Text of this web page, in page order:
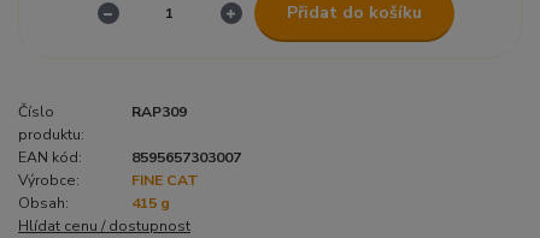
Přidat do košíku
Číslo
produktu:
RAP309
EAN kód:
8595657303007
Výrobce:
FINE CAT
Obsah:
415 g
Hlídat cenu / dostupnost